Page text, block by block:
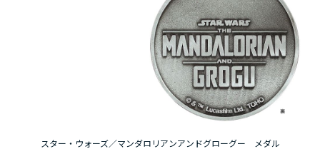
スター・ウォーズ／マンダロリアンアンドグローグー メダル